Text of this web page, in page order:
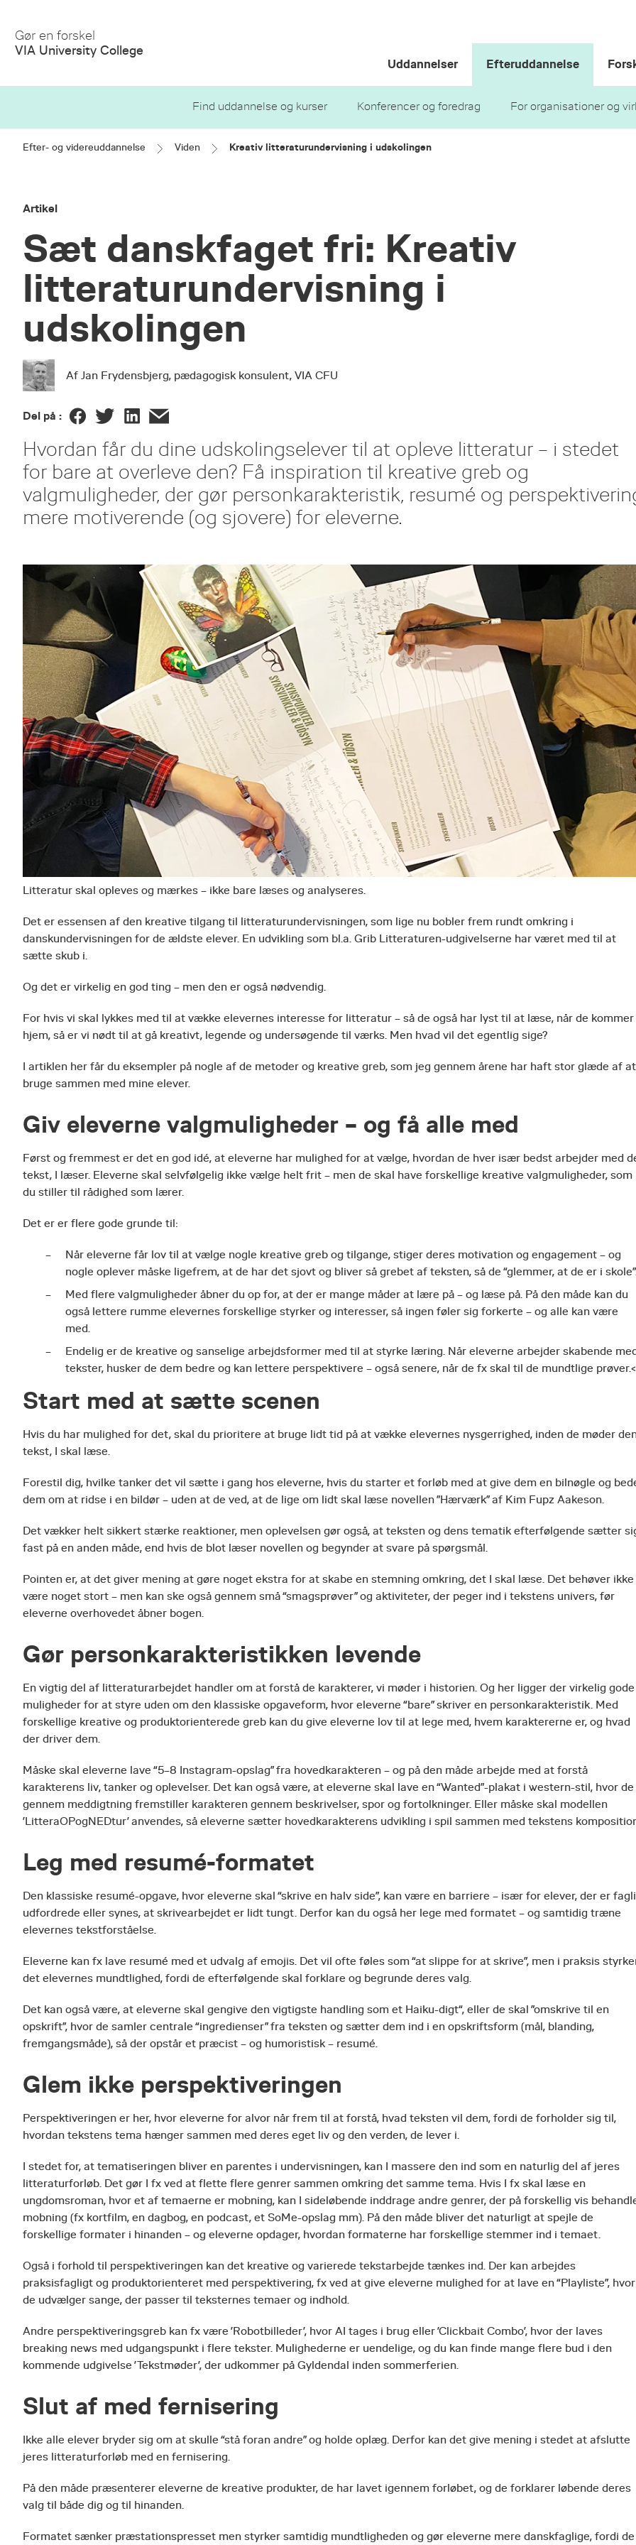
Gør en forskel
VIA University College
Uddannelser Efteruddannelse
Find uddannelse og kurser Konferencer og foredrag For organisationer og
Efter- og videreuddannelse Viden Kreativ litteraturundervisning i udskolingen
Artikel
Sæt danskfaget fri: Kreativ
litteraturundervisning i
udskolingen
Af Jan Frydensbjerg, pædagogisk konsulent, VIA CFU
Del på :
Hvordan får du dine udskolingselever til at opleve litteratur – i stedet
for bare at overleve den? Få inspiration til kreative greb og
valgmuligheder, der gør personkarakteristik, resumé og
mere motiverende (og sjovere) for eleverne.
Litteratur skal opleves og mærkes – ikke bare læses og analyseres.
Det er essensen af den kreative tilgang til litteraturundervisningen, som lige nu bobler frem rundt omkring i
danskundervisningen for de ældste elever. En udvikling som bl.a. Grib Litteraturen-udgivelserne har været med til at
sætte skub i.
Og det er virkelig en god ting – men den er også nødvendig.
For hvis vi skal lykkes med til at vække elevernes interesse for litteratur – så de også har lyst til at læse, når de kommer
hjem, så er vi nødt til at gå kreativt, legende og undersøgende til værks. Men hvad vil det egentlig sige?
I artiklen her får du eksempler på nogle af de metoder og kreative greb, som jeg gennem årene har haft stor glæde af at
bruge sammen med mine elever.
Giv eleverne valgmuligheder – og få alle med
Først og fremmest er det en god idé, at eleverne har mulighed for at vælge, hvordan de hver især bedst arbejder med
tekst, I læser. Eleverne skal selvfølgelig ikke vælge helt frit – men de skal have forskellige kreative valgmuligheder, som
du stiller til rådighed som lærer.
Det er er flere gode grunde til:
Når eleverne får lov til at vælge nogle kreative greb og tilgange, stiger deres motivation og engagement – og
nogle oplever måske ligefrem, at de har det sjovt og bliver så grebet af teksten, så de “glemmer, at de er i
Med flere valgmuligheder åbner du op for, at der er mange måder at lære på – og læse på. På den måde kan du
også lettere rumme elevernes forskellige styrker og interesser, så ingen føler sig forkerte – og alle kan være
med.
Endelig er de kreative og sanselige arbejdsformer med til at styrke læring. Når eleverne arbejder skabende
tekster, husker de dem bedre og kan lettere perspektivere – også senere, når de fx skal til de mundtlige prøver.<
Start med at sætte scenen
Hvis du har mulighed for det, skal du prioritere at bruge lidt tid på at vække elevernes nysgerrighed, inden de møder
tekst, I skal læse.
Forestil dig, hvilke tanker det vil sætte i gang hos eleverne, hvis du starter et forløb med at give dem en bilnøgle og
dem om at ridse i en bildør – uden at de ved, at de lige om lidt skal læse novellen ”Hærværk” af Kim Fupz Aakeson.
Det vækker helt sikkert stærke reaktioner, men oplevelsen gør også, at teksten og dens tematik efterfølgende sætter
fast på en anden måde, end hvis de blot læser novellen og begynder at svare på spørgsmål.
Pointen er, at det giver mening at gøre noget ekstra for at skabe en stemning omkring, det I skal læse. Det behøver
være noget stort – men kan ske også gennem små “smagsprøver” og aktiviteter, der peger ind i tekstens univers, før
eleverne overhovedet åbner bogen.
Gør personkarakteristikken levende
En vigtig del af litteraturarbejdet handler om at forstå de karakterer, vi møder i historien. Og her ligger der virkelig gode
muligheder for at styre uden om den klassiske opgaveform, hvor eleverne “bare” skriver en personkarakteristik. Med
forskellige kreative og produktorienterede greb kan du give eleverne lov til at lege med, hvem karaktererne er, og hvad
der driver dem.
Måske skal eleverne lave “5–8 Instagram-opslag” fra hovedkarakteren – og på den måde arbejde med at forstå
karakterens liv, tanker og oplevelser. Det kan også være, at eleverne skal lave en “Wanted”-plakat i western-stil, hvor de
gennem meddigtning fremstiller karakteren gennem beskrivelser, spor og fortolkninger. Eller måske skal modellen
’LitteraOPogNEDtur’ anvendes, så eleverne sætter hovedkarakterens udvikling i spil sammen med tekstens
Leg med resumé-formatet
Den klassiske resumé-opgave, hvor eleverne skal “skrive en halv side”, kan være en barriere – især for elever, der er
udfordrede eller synes, at skrivearbejdet er lidt tungt. Derfor kan du også her lege med formatet – og samtidig træne
elevernes tekstforståelse.
Eleverne kan fx lave resumé med et udvalg af emojis. Det vil ofte føles som “at slippe for at skrive”, men i praksis
det elevernes mundtlighed, fordi de efterfølgende skal forklare og begrunde deres valg.
Det kan også være, at eleverne skal gengive den vigtigste handling som et Haiku-digt“, eller de skal ”omskrive til en
opskrift”, hvor de samler centrale “ingredienser” fra teksten og sætter dem ind i en opskriftsform (mål, blanding,
fremgangsmåde), så der opstår et præcist – og humoristisk – resumé.
Glem ikke perspektiveringen
Perspektiveringen er her, hvor eleverne for alvor når frem til at forstå, hvad teksten vil dem, fordi de forholder sig til,
hvordan tekstens tema hænger sammen med deres eget liv og den verden, de lever i.
I stedet for, at tematiseringen bliver en parentes i undervisningen, kan I massere den ind som en naturlig del af jeres
litteraturforløb. Det gør I fx ved at flette flere genrer sammen omkring det samme tema. Hvis I fx skal læse en
ungdomsroman, hvor et af temaerne er mobning, kan I sideløbende inddrage andre genrer, der på forskellig vis
mobning (fx kortfilm, en dagbog, en podcast, et SoMe-opslag mm). På den måde bliver det naturligt at spejle de
forskellige formater i hinanden – og eleverne opdager, hvordan formaterne har forskellige stemmer ind i temaet.
Også i forhold til perspektiveringen kan det kreative og varierede tekstarbejde tænkes ind. Der kan arbejdes
praksisfagligt og produktorienteret med perspektivering, fx ved at give eleverne mulighed for at lave en “Playliste”, hvor
de udvælger sange, der passer til teksternes temaer og indhold.
Andre perspektiveringsgreb kan fx være ’Robotbilleder’, hvor AI tages i brug eller ’Clickbait Combo’, hvor der laves
breaking news med udgangspunkt i flere tekster. Mulighederne er uendelige, og du kan finde mange flere bud i den
kommende udgivelse ’Tekstmøder’, der udkommer på Gyldendal inden sommerferien.
Slut af med fernisering
Ikke alle elever bryder sig om at skulle “stå foran andre” og holde oplæg. Derfor kan det give mening i stedet at afslutte
jeres litteraturforløb med en fernisering.
På den måde præsenterer eleverne de kreative produkter, de har lavet igennem forløbet, og de forklarer løbende deres
valg til både dig og til hinanden.
Formatet sænker præstationspresset men styrker samtidig mundtligheden og gør eleverne mere danskfaglige, fordi de